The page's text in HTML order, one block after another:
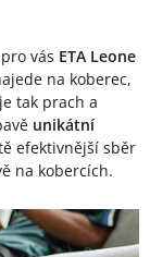
vás ETA Leone
na koberec,
tak prach a
unikátní
efektivnější sběr
na kobercích.